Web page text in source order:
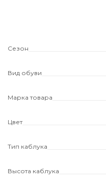
Сезон
Вид обуви
Марка товара
Цвет
Тип каблука
Высота каблука